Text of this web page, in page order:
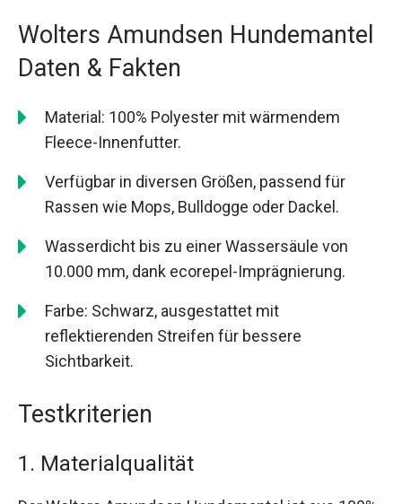
Wolters Amundsen Hundemantel
Daten & Fakten
Material: 100% Polyester mit wärmendem
Fleece-Innenfutter.
Verfügbar in diversen Größen, passend für
Rassen wie Mops, Bulldogge oder Dackel.
Wasserdicht bis zu einer Wassersäule von
10.000 mm, dank ecorepel-Imprägnierung.
Farbe: Schwarz, ausgestattet mit
reflektierenden Streifen für bessere
Sichtbarkeit.
Testkriterien
1. Materialqualität